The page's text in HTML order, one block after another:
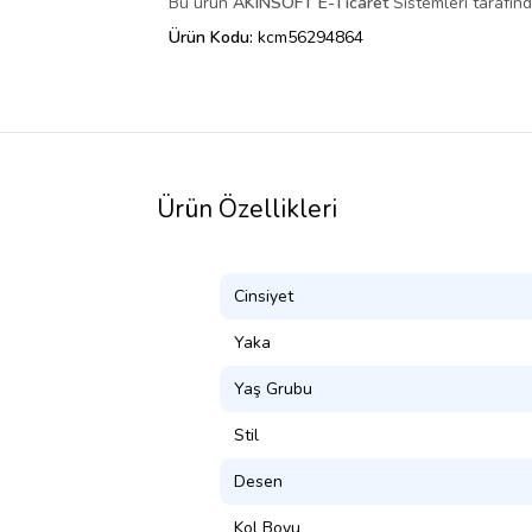
Ürün Kodu: kcm56294864
Ürün Özellikleri
Cinsiyet
Yaka
Yaş Grubu
Stil
Desen